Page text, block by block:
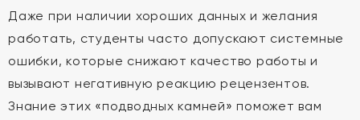
Даже при наличии хороших данных и желания
работать, студенты часто допускают системные
ошибки, которые снижают качество работы и
вызывают негативную реакцию рецензентов.
Знание этих «подводных камней» поможет вам